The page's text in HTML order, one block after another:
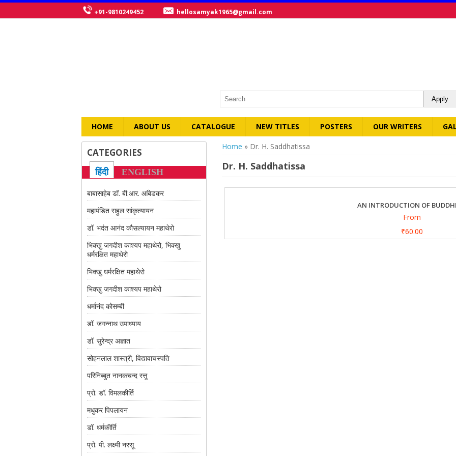
+91-9810249452 hellosamyak1965@gmail.com
HOME ABOUT US CATALOGUE NEW TITLES POSTERS OUR WRITERS
You are here
Home » Dr. H. Saddhatissa
Dr. H. Saddhatissa
AN INTRODUCTION OF
From
₹60.00
CATEGORIES
हिंदी ENGLISH
बाबासाहेब डॉ. बी.आर. आंबेडकर
महापंडित राहुल सांकृत्यायन
डॉ. भदंत आनंद कौसल्यायन महाथेरो
भिक्खु जगदीश काश्यप महाथेरो, भिक्खु
धर्मरक्षित महाथेरो
भिक्खु धर्मरक्षित महाथेरो
भिक्खु जगदीश काश्यप महाथेरो
धर्मानंद कोसम्बी
डॉ. जगन्नाथ उपाध्याय
डॉ. सुरेन्द्र अज्ञात
सोहनलाल शास्त्री, विद्यावाचस्पति
परिनिब्बुत नानकचन्द रत्तू
प्रो. डॉ. विमलकीर्ति
मधुकर पिपलायन
डॉ. धर्मकीर्ति
प्रो. पी. लक्ष्मी नरसू